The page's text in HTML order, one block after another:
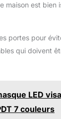
maison est bien
portes pour
qui doivent
LED
7 couleurs